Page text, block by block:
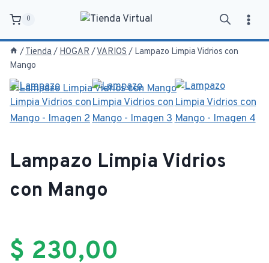
contenido
0
/Tienda / HOGAR /VARIOS / Lampazo Limpia Vidrios con
Mango
Lampazo Limpia Vidrios
con Mango
$ 230,00